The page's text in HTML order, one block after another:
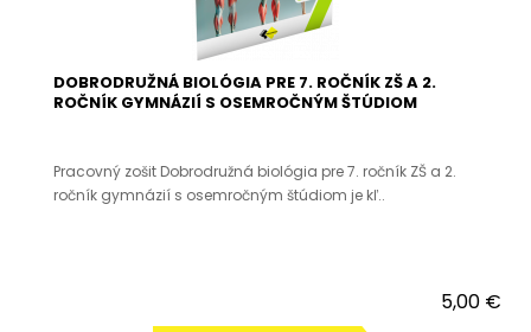
DOBRODRUŽNÁ BIOLÓGIA PRE 7. ROČNÍK ZŠ A 2.
ROČNÍK GYMNÁZIÍ S OSEMROČNÝM ŠTÚDIOM
Pracovný zošit Dobrodružná biológia pre 7. ročník ZŠ a 2.
ročník gymnázií s osemročným štúdiom je kľ..
5,00 €